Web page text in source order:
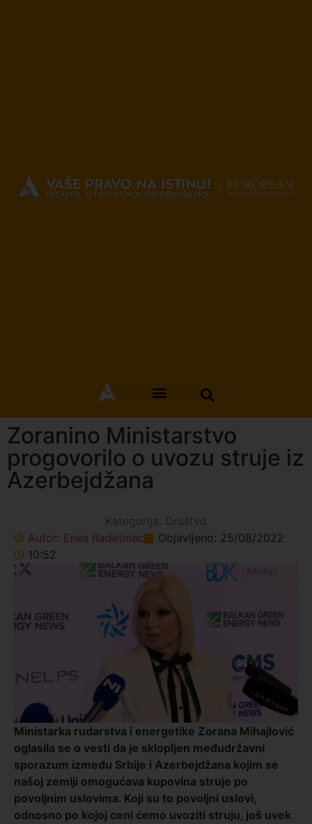
Zoranino Ministarstvo
progovorilo o uvozu struje iz
Azerbejdžana
Kategorija: Društvo
Autor: Enes Radetinac Objavljeno: 25/08/2022
10:52
Ministarka rudarstva i energetike Zorana Mihajlović
oglasila se o vesti da je sklopljen međudržavni
sporazum između Srbije i Azerbejdžana kojim se
našoj zemlji omogućava kupovina struje po
povoljnim uslovima. Koji su to povoljni uslovi,
odnosno po kojoj ceni ćemo uvoziti struju, još uvek